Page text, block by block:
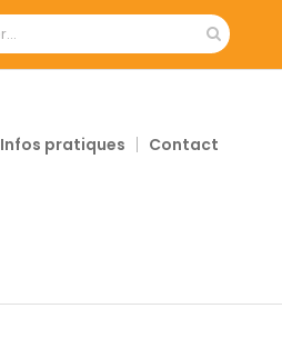
Infos pratiques Contact